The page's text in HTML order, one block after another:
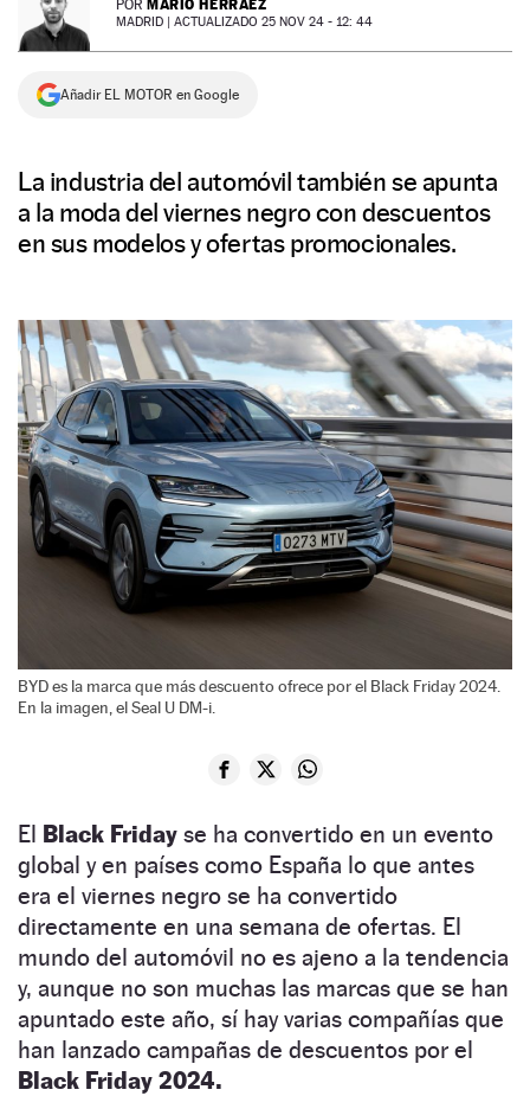
NEWSLETTER
SÍGUENOS
POR MARIO HERRÁEZ
MADRID | ACTUALIZADO 25 NOV 24 - 12: 44
Añadir EL MOTOR en Google
La industria del automóvil también se apunta
a la moda del viernes negro con descuentos
en sus modelos y ofertas promocionales.
BYD es la marca que más descuento ofrece por el Black Friday 2024.
En la imagen, el Seal U DM-i.
El Black Friday se ha convertido en un evento
global y en países como España lo que antes
era el viernes negro se ha convertido
directamente en una semana de ofertas. El
mundo del automóvil no es ajeno a la tendencia
y, aunque no son muchas las marcas que se han
apuntado este año, sí hay varias compañías que
han lanzado campañas de descuentos por el
Black Friday 2024.